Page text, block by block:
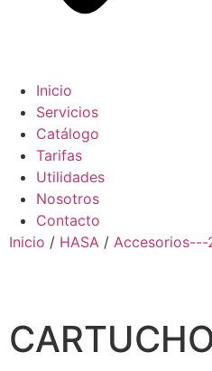
Inicio
Servicios
Catálogo
Tarifas
Utilidades
Nosotros
Contacto
Inicio / HASA / Accesorios---